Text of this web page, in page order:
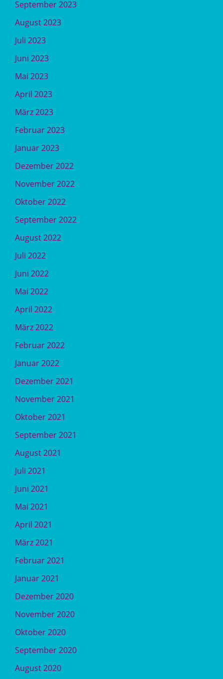
September 2023
August 2023
Juli 2023
Juni 2023
Mai 2023
April 2023
März 2023
Februar 2023
Januar 2023
Dezember 2022
November 2022
Oktober 2022
September 2022
August 2022
Juli 2022
Juni 2022
Mai 2022
April 2022
März 2022
Februar 2022
Januar 2022
Dezember 2021
November 2021
Oktober 2021
September 2021
August 2021
Juli 2021
Juni 2021
Mai 2021
April 2021
März 2021
Februar 2021
Januar 2021
Dezember 2020
November 2020
Oktober 2020
September 2020
August 2020